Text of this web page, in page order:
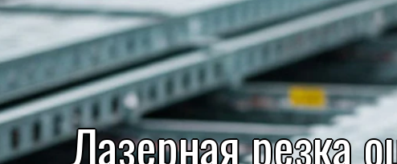
Лазерная резка